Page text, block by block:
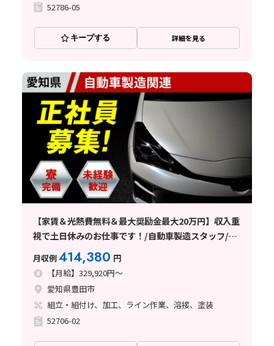
52786-05
キープする 詳細を見る
【家賃＆光熱費無料＆最大奨励金最大20万円】収入重
視で土日休みのお仕事です！/自動車製造スタッフ/愛
知県豊田市
月収例414,380 円
【月給】329,920円～
愛知県豊田市
組立・組付け、加工、ライン作業、溶接、塗装
52706-02